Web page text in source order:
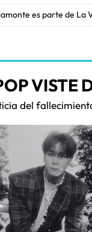
es parte de La
VISTE
del